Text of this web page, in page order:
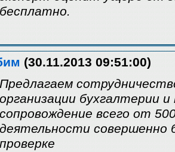
бесплатно.
(30.11.2013 09:51:00)
Предлагаем
организации бухгалтерии
сопровождение всего от
деятельности совершенно
проверке